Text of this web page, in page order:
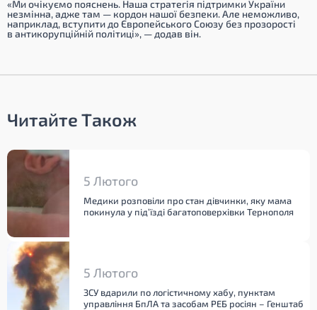
«Ми очікуємо пояснень. Наша стратегія підтримки України
незмінна, адже там — кордон нашої безпеки. Але неможливо,
наприклад, вступити до Європейського Союзу без прозорості
в антикорупційній політиці», — додав він.
Читайте Також
5 Лютого
Медики розповіли про стан дівчинки, яку мама
покинула у під’їзді багатоповерхівки Тернополя
5 Лютого
ЗСУ вдарили по логістичному хабу, пунктам
управління БпЛА та засобам РЕБ росіян – Генштаб